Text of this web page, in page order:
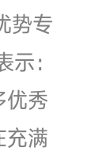
势专
：
优秀
充满